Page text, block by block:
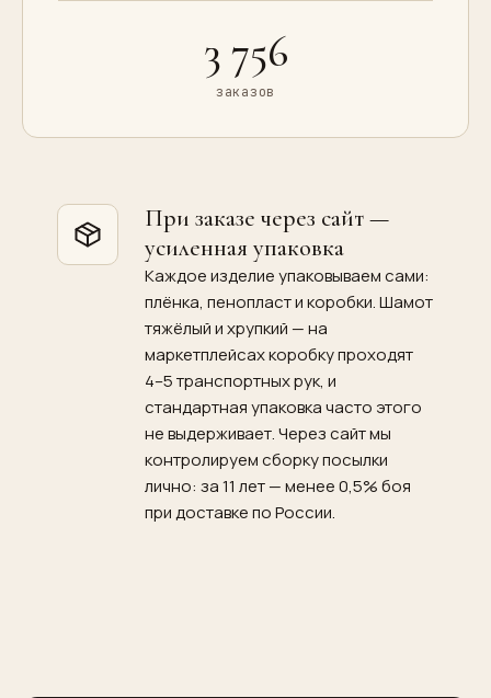
3 756
заказов
При заказе через сайт —
усиленная упаковка
Каждое изделие упаковываем сами:
плёнка, пенопласт и коробки. Шамот
тяжёлый и хрупкий — на
маркетплейсах коробку проходят
4–5 транспортных рук, и
стандартная упаковка часто этого
не выдерживает. Через сайт мы
контролируем сборку посылки
лично: за 11 лет — менее 0,5% боя
при доставке по России.